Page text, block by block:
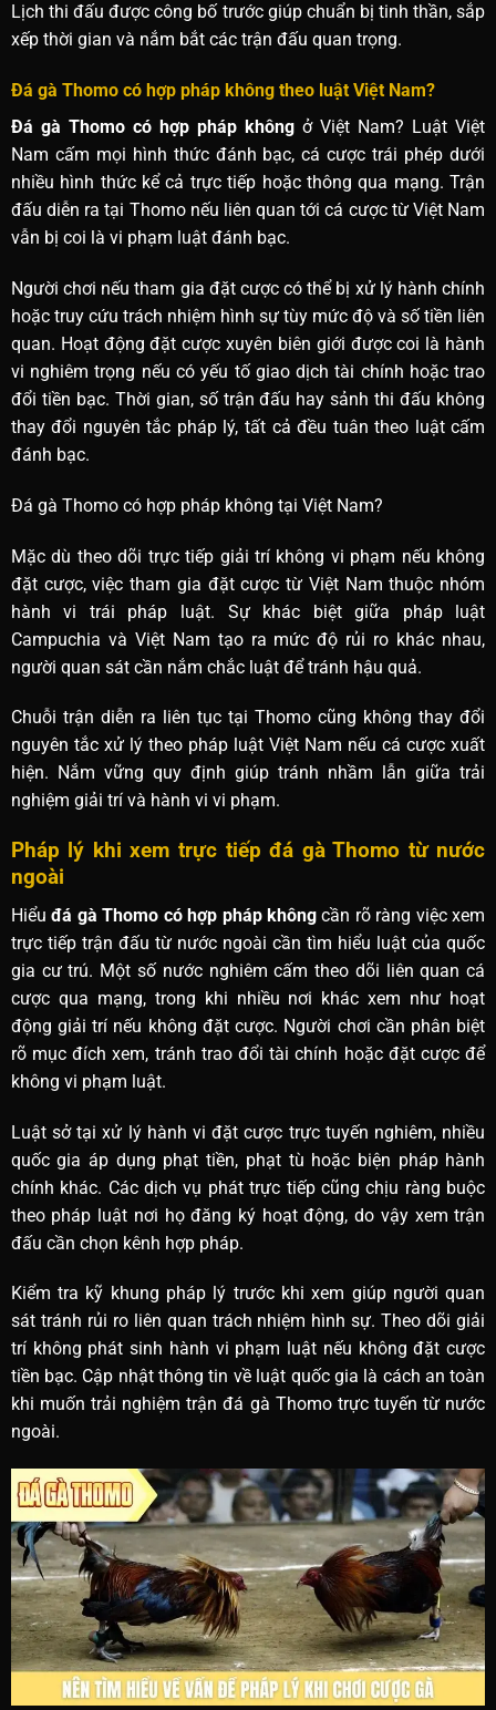
Lịch thi đấu được công bố trước giúp chuẩn bị tinh thần, sắp
xếp thời gian và nắm bắt các trận đấu quan trọng.
Đá gà Thomo có hợp pháp không theo luật Việt Nam?
Đá gà Thomo có hợp pháp khôngở Việt Nam? Luật Việt
Nam cấm mọi hình thức đánh bạc, cá cược trái phép dưới
nhiều hình thức kể cả trực tiếp hoặc thông qua mạng. Trận
đấu diễn ra tại Thomo nếu liên quan tới cá cược từ Việt Nam
vẫn bị coi là vi phạm luật đánh bạc.
Người chơi nếu tham gia đặt cược có thể bị xử lý hành chính
hoặc truy cứu trách nhiệm hình sự tùy mức độ và số tiền liên
quan. Hoạt động đặt cược xuyên biên giới được coi là hành
vi nghiêm trọng nếu có yếu tố giao dịch tài chính hoặc trao
đổi tiền bạc. Thời gian, số trận đấu hay sảnh thi đấu không
thay đổi nguyên tắc pháp lý, tất cả đều tuân theo luật cấm
đánh bạc.
Đá gà Thomo có hợp pháp không tại Việt Nam?
Mặc dù theo dõi trực tiếp giải trí không vi phạm nếu không
đặt cược, việc tham gia đặt cược từ Việt Nam thuộc nhóm
hành vi trái pháp luật. Sự khác biệt giữa pháp luật
Campuchia và Việt Nam tạo ra mức độ rủi ro khác nhau,
người quan sát cần nắm chắc luật để tránh hậu quả.
Chuỗi trận diễn ra liên tục tại Thomo cũng không thay đổi
nguyên tắc xử lý theo pháp luật Việt Nam nếu cá cược xuất
hiện. Nắm vững quy định giúp tránh nhầm lẫn giữa trải
nghiệm giải trí và hành vi vi phạm.
Pháp lý khi xem trực tiếp đá gà Thomo từ nước
ngoài
Hiểuđá gà Thomo có hợp pháp khôngcần rõ ràng việc xem
trực tiếp trận đấu từ nước ngoài cần tìm hiểu luật của quốc
gia cư trú. Một số nước nghiêm cấm theo dõi liên quan cá
cược qua mạng, trong khi nhiều nơi khác xem như hoạt
động giải trí nếu không đặt cược. Người chơi cần phân biệt
rõ mục đích xem, tránh trao đổi tài chính hoặc đặt cược để
không vi phạm luật.
Luật sở tại xử lý hành vi đặt cược trực tuyến nghiêm, nhiều
quốc gia áp dụng phạt tiền, phạt tù hoặc biện pháp hành
chính khác. Các dịch vụ phát trực tiếp cũng chịu ràng buộc
theo pháp luật nơi họ đăng ký hoạt động, do vậy xem trận
đấu cần chọn kênh hợp pháp.
Kiểm tra kỹ khung pháp lý trước khi xem giúp người quan
sát tránh rủi ro liên quan trách nhiệm hình sự. Theo dõi giải
trí không phát sinh hành vi phạm luật nếu không đặt cược
tiền bạc. Cập nhật thông tin về luật quốc gia là cách an toàn
khi muốn trải nghiệm trận đá gà Thomo trực tuyến từ nước
ngoài.